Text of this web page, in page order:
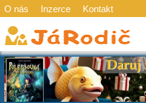
O nás Inzerce Kontakt